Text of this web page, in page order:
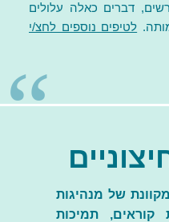
דברים כאלה עלולים
לטיפים נוספים לחצ/י
של מנהיגות
קוראים, תמיכות